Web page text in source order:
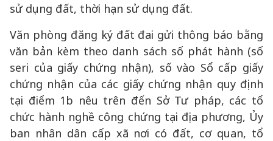
sử dụng đất, thời hạn sử dụng đất.
Văn phòng đăng ký đất đai gửi thông báo bằng
văn bản kèm theo danh sách số phát hành (số
seri của giấy chứng nhận), số vào Sổ cấp giấy
chứng nhận của các giấy chứng nhận quy định
tại điểm 1b nêu trên đến Sở Tư pháp, các tổ
chức hành nghề công chứng tại địa phương, Ủy
ban nhân dân cấp xã nơi có đất, cơ quan, tổ